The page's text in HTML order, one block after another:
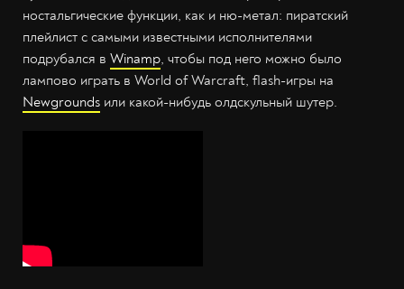
ностальгические функции, как и ню-метал: пиратский
плейлист с самыми известными исполнителями
подрубался в Winamp, чтобы под него можно было
лампово играть в World of Warcraft, flash-игры на
Newgrounds или какой-нибудь олдскульный шутер.